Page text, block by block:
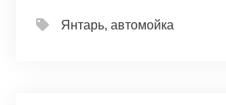
Янтарь, автомойка